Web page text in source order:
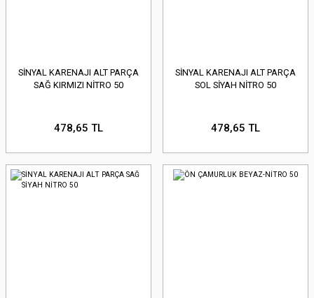
SİNYAL KARENAJI ALT PARÇA
SAĞ KIRMIZI NİTRO 50
478,65 TL
SİNYAL KARENAJI ALT PARÇA
SOL SİYAH NİTRO 50
478,65 TL